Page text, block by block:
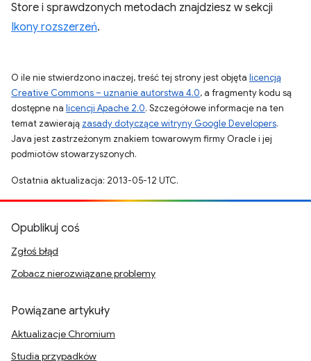
Store i sprawdzonych metodach znajdziesz w sekcji
Ikony rozszerzeń.
O ile nie stwierdzono inaczej, treść tej strony jest objęta licencją
Creative Commons – uznanie autorstwa 4.0, a fragmenty kodu są
dostępne na licencji Apache 2.0. Szczegółowe informacje na ten
temat zawierają zasady dotyczące witryny Google Developers.
Java jest zastrzeżonym znakiem towarowym firmy Oracle i jej
podmiotów stowarzyszonych.
Ostatnia aktualizacja: 2013-05-12 UTC.
Opublikuj coś
Zgłoś błąd
Zobacz nierozwiązane problemy
Powiązane artykuły
Aktualizacje Chromium
Studia przypadków